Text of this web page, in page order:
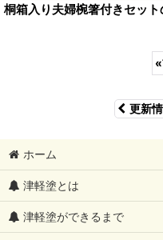
桐箱入り夫婦椀箸付きセット
«
更新
ホーム
津軽塗とは
津軽塗ができるまで